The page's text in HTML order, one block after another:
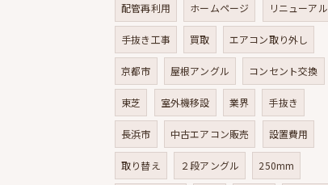
配管再利用 ホームページ リニューアル
手抜き工事 買取 エアコン取り外し
京都市 屋根アングル コンセント交換
東芝 室外機移設 業界 手抜き
長浜市 中古エアコン販売 設置費用
取り替え ２段アングル 250mm